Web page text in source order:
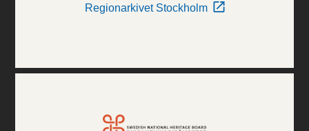
Regionarkivet Stockholm